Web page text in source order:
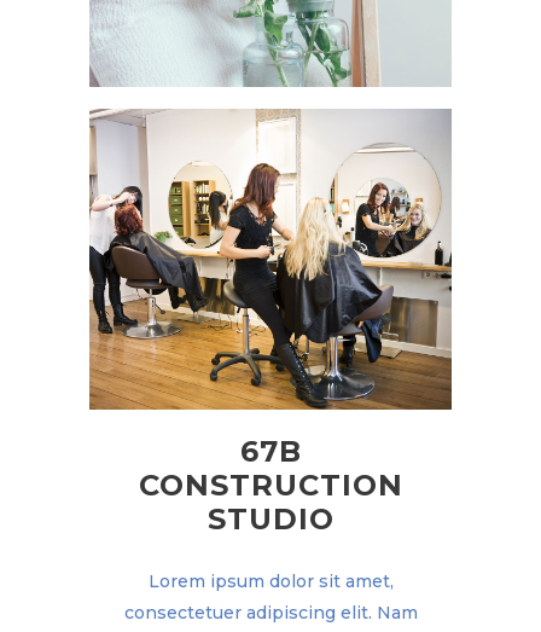
67B
CONSTRUCTION
STUDIO
Lorem ipsum dolor sit amet,
consectetuer adipiscing elit. Nam